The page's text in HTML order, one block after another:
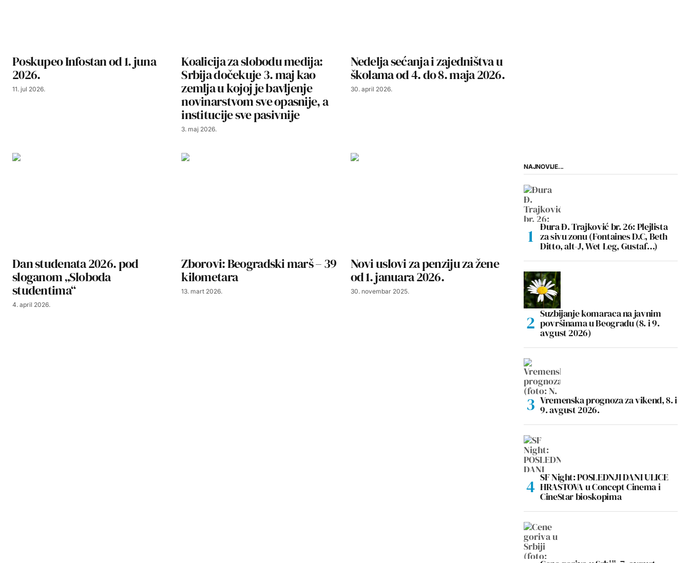
Poskupeo Infostan od 1. juna
2026.
11. jul 2026.
Koalicija za slobodu medija:
Srbija dočekuje 3. maj kao
zemlja u kojoj je bavljenje
novinarstvom sve opasnije, a
institucije sve pasivnije
3. maj 2026.
Nedelja sećanja i zajedništva u
školama od 4. do 8. maja 2026.
30. april 2026.
Dan studenata 2026. pod
sloganom „Sloboda
studentima“
4. april 2026.
Zborovi: Beogradski marš – 39
kilometara
13. mart 2026.
Novi uslovi za penziju za žene
od 1. januara 2026.
30. novembar 2025.
NAJNOVIJE...
Đura Đ. Trajković br. 26: Plejlista
za sivu zonu (Fontaines D.C, Beth
Ditto, alt-J, Wet Leg, Gustaf…)
Suzbijanje komaraca na javnim
površinama u Beogradu (8. i 9.
avgust 2026)
Vremenska prognoza za vikend, 8. i
9. avgust 2026.
SF Night: POSLEDNJI DANI ULICE
HRASTOVA u Concept Cinema i
CineStar bioskopima